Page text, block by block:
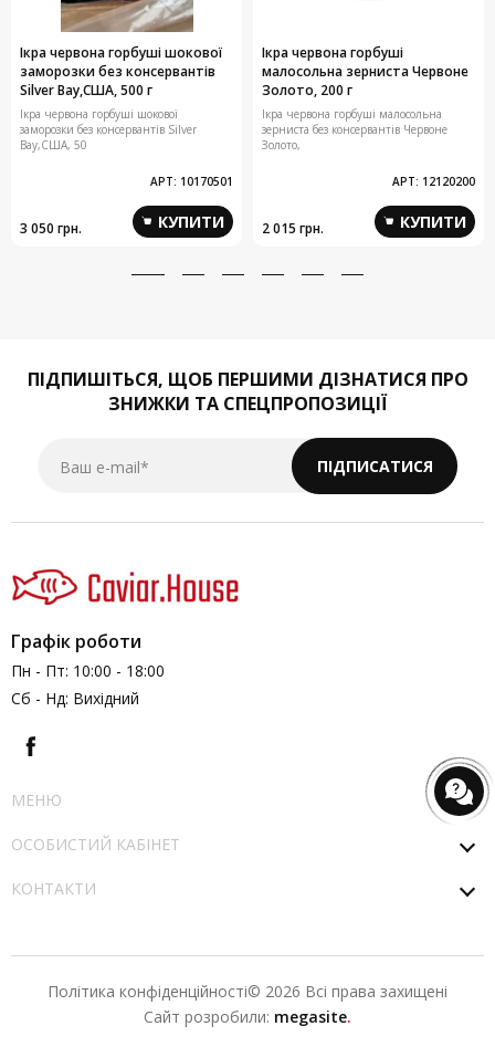
Ікра червона горбуші шокової
заморозки без консервантів
Silver Bay,США, 500 г
Ікра червона горбуші шокової
заморозки без консервантів Silver
Bay,США, 50
АРТ: 10170501
3 050 грн. КУПИТИ
Ікра червона горбуші
малосольна зерниста Червоне
Золото, 200 г
Ікра червона горбуші малосольна
зерниста без консервантів Червоне
Золото,
АРТ: 12120200
2 015 грн. КУПИТИ
ПІДПИШІТЬСЯ, ЩОБ ПЕРШИМИ ДІЗНАТИСЯ ПРО
ЗНИЖКИ ТА СПЕЦПРОПОЗИЦІЇ
Ваш e-mail* ПІДПИСАТИСЯ
Графік роботи
Пн - Пт: 10:00 - 18:00
Сб - Нд: Вихідний
МЕНЮ
ОСОБИСТИЙ КАБІНЕТ
КОНТАКТИ
Політика конфіденційності© 2026 Всі права захищені
Сайт розробили: megasite.